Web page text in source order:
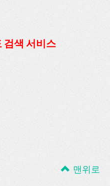
검색 서비스
맨위로